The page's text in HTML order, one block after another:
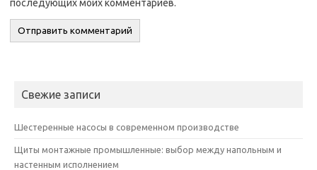
последующих моих комментариев.
Свежие записи
Шестеренные насосы в современном производстве
Щиты монтажные промышленные: выбор между напольным и
настенным исполнением